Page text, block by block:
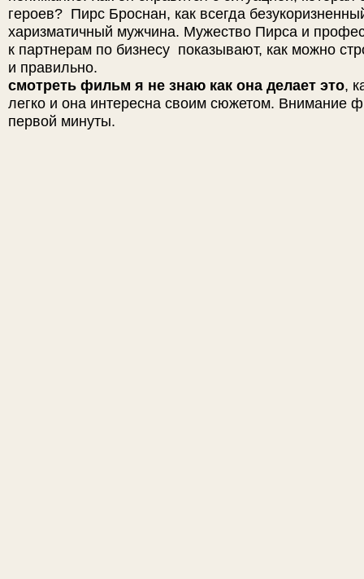
героев? Пирс Броснан, как всегда
харизматичный мужчина. Мужество Пирса и
к партнерам по бизнесу показывают, как можно
и правильно.
смотреть фильм я не знаю как она делает это,
легко и она интересна своим сюжетом. Внимание
первой минуты.